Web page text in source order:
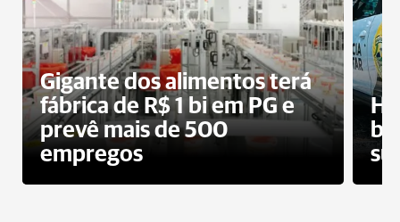
Gigante dos alimentos terá
fábrica de R$ 1 bi em PG e
prevê mais de 500
empregos